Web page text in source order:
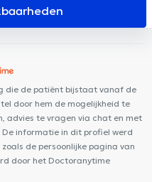
l'Hirondelle Forest
Centre PsyCol
die de patiënt bijstaat vanaf de
door hem de mogelijkheid te
advies te vragen via chat en met
informatie in dit profiel werd
de persoonlijke pagina van
door het Doctoranytime